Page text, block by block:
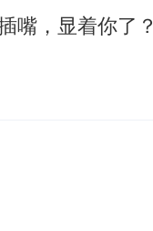
赔遭拒
嘴，显着你了？